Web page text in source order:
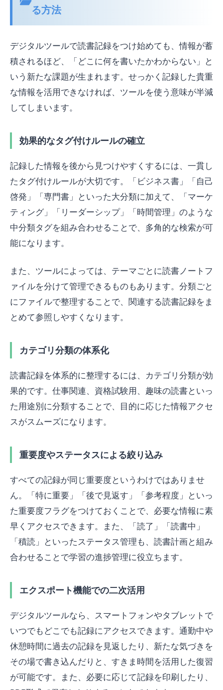
る方法
デジタルツールで読書記録をつけ始めても、情報が蓄
積されるほど、「どこに何を書いたかわからない」と
いう新たな課題が生まれます。せっかく記録した貴重
な情報を活用できなければ、ツールを使う意味が半減
してしまいます。
効果的なタグ付けルールの確立
記録した情報を後から見つけやすくするには、一貫し
たタグ付けルールが大切です。「ビジネス書」「自己
啓発」「専門書」といった大分類に加えて、「マーケ
ティング」「リーダーシップ」「時間管理」のような
中分類タグを組み合わせることで、多角的な検索が可
能になります。
また、ツールによっては、テーマごとに読書ノートフ
ァイルを分けて管理できるものもあります。分類ごと
にファイルで整理することで、関連する読書記録をま
とめて参照しやすくなります。
カテゴリ分類の体系化
読書記録を体系的に整理するには、カテゴリ分類が効
果的です。仕事関連、資格試験用、趣味の読書といっ
た用途別に分類することで、目的に応じた情報アクセ
スがスムーズになります。
重要度やステータスによる絞り込み
すべての記録が同じ重要度というわけではありませ
ん。「特に重要」「後で見返す」「参考程度」といっ
た重要度フラグをつけておくことで、必要な情報に素
早くアクセスできます。また、「読了」「読書中」
「積読」といったステータス管理も、読書計画と組み
合わせることで学習の進捗管理に役立ちます。
エクスポート機能での二次活用
デジタルツールなら、スマートフォンやタブレットで
いつでもどこでも記録にアクセスできます。通勤中や
休憩時間に過去の記録を見返したり、新たな気づきを
その場で書き込んだりと、すきま時間を活用した復習
が可能です。また、必要に応じて記録を印刷したり、